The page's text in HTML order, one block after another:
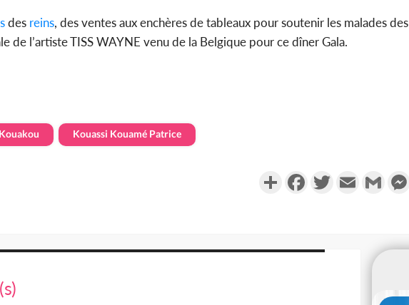
des reins, des ventes aux enchères de tableaux pour soutenir les malades des
de l’artiste TISS WAYNE venu de la Belgique pour ce dîner Gala.
Kouassi Kouamé Patrice
PartagerFacebookTwitterEmail Gmail